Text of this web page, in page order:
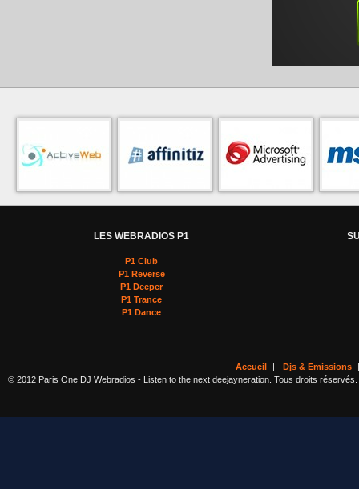
LES WEBRADIOS P1
P1 Club
P1 Reverse
P1 Deeper
P1 Trance
P1 Dance
Accueil | Djs & Emissions
© 2012 Paris One DJ Webradios - Listen to the next deejayneration. Tous droits réservés.